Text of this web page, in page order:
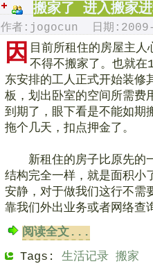
搬家了 进入搬家
作者:jogocun 日期
因 目前所租住的房屋主
不得不搬家了。也就在
东安排的工人正式开始装修
板，划出卧室的空间所需费
到期了，眼下看是不能如期
拖个几天，扣点押金了。
新租住的房子比原先的一
结构完全一样，就是面积小
安静，对于做我们这行不需
靠我们外出业务或者网络查
阅读全文...
Tags:生活记录 搬家